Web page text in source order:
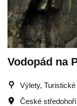
Vodopád na
Výlety,
České středohoří